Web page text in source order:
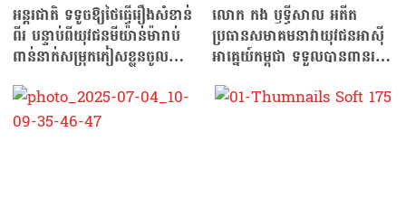
អន្តរជាតិ ទទូចឱ្យថៃធ្វើរឿងសំខាន់
ពីរ បន្ទាប់ពីយុវជនមីយ៉ាន់ម៉ារាប់
ពាន់នាក់សម្រុកភៀសខ្លួនចូល
ប្រទេសថៃ…
លោក កង ឫទ្ធីសាល អតីត
ប្រធានសមាគមនាវាយុវជនអាស៊ី
អាគ្នេយ៍កម្ពុជា ទទួលបានពានរ
ង្វាន់អ្នកដឹកនាំឆ្នើម…